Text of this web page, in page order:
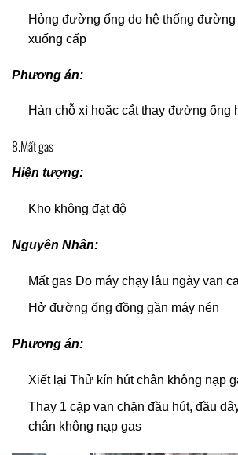
Hỏng đường ống do hệ thống
xuống cấp
Phương án:
Hàn chỗ xì hoặc cắt thay đường ống
8.Mất gas
Hiện tượng:
Kho không đạt độ
Nguyên Nhân:
Mất gas Do máy chạy lâu ngày van
Hở đường ống đồng gần máy nén
Phương án:
Xiết lại Thử kín hút chân không nạp
Thay 1 cặp van chặn đầu hút, đầu
chân không nạp gas